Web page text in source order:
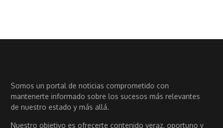
Somos un portal de noticias comprometido con
mantenerte informado sobre los sucesos más relevantes
de nuestro estado y más allá.
Nuestro objetivo es ofrecerte contenido veraz, oportuno y